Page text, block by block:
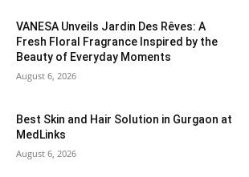
VANESA Unveils Jardin Des Rêves: A
Fresh Floral Fragrance Inspired by the
Beauty of Everyday Moments
August 6, 2026
Best Skin and Hair Solution in Gurgaon at
MedLinks
August 6, 2026